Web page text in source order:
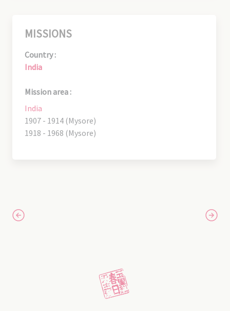
MISSIONS
Country :
India
Mission area :
India
1907 - 1914 (Mysore)
1918 - 1968 (Mysore)